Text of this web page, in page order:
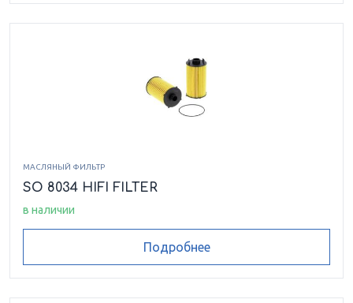
МАСЛЯНЫЙ ФИЛЬТР
SO 8034 HIFI FILTER
в наличии
Подробнее